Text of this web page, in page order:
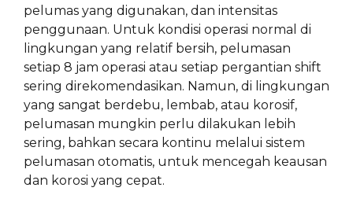
pelumas yang digunakan, dan intensitas
penggunaan. Untuk kondisi operasi normal di
lingkungan yang relatif bersih, pelumasan
setiap 8 jam operasi atau setiap pergantian shift
sering direkomendasikan. Namun, di lingkungan
yang sangat berdebu, lembab, atau korosif,
pelumasan mungkin perlu dilakukan lebih
sering, bahkan secara kontinu melalui sistem
pelumasan otomatis, untuk mencegah keausan
dan korosi yang cepat.